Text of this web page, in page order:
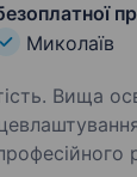
Миколаїв
освіта. Умови